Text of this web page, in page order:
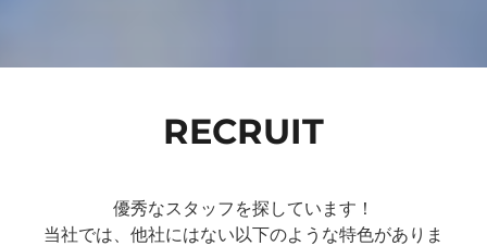
RECRUIT
優秀なスタッフを探しています！
当社では、他社にはない以下のような特色がありま